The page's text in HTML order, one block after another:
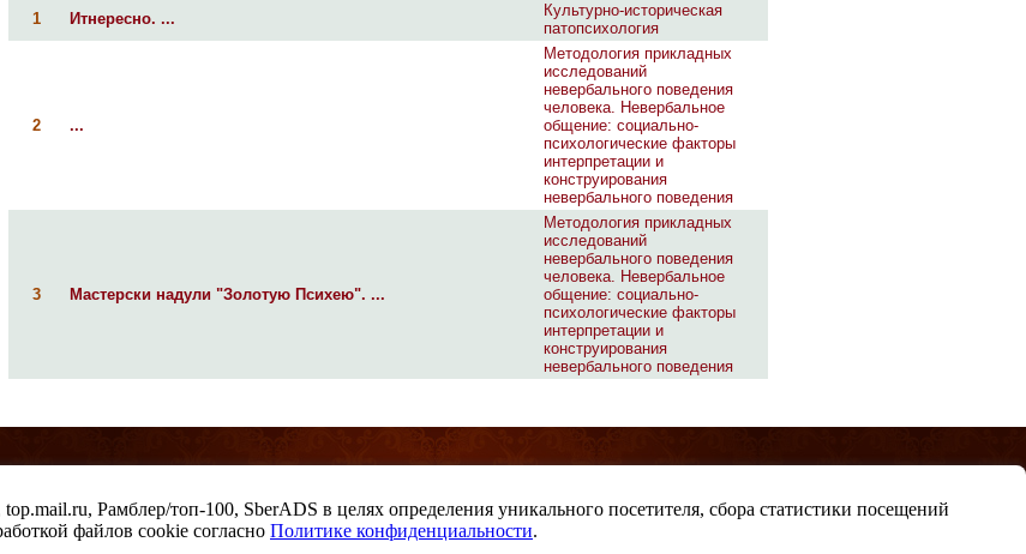
1 Итнересно. ...
Культурно-историческая
патопсихология
2 ...
Методология прикладных
исследований
невербального поведения
человека. Невербальное
общение: социально-
психологические факторы
интерпретации и
конструирования
невербального поведения
3 Мастерски надули "Золотую Психею". ...
Методология прикладных
исследований
невербального поведения
человека. Невербальное
общение: социально-
психологические факторы
интерпретации и
конструирования
невербального поведения
Рамблер/топ-100, SberADS в целях определения уникального посетителя, сбора статистики посещений
файлов cookie согласно Политике конфиденциальности.